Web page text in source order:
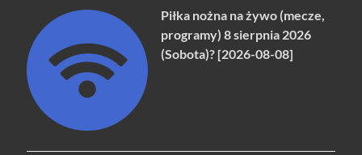
Piłka nożna na żywo (mecze,
programy) 8 sierpnia 2026
(Sobota)? [2026-08-08]